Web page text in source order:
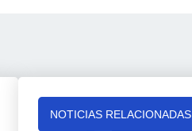
NOTICIAS RELACIONADAS